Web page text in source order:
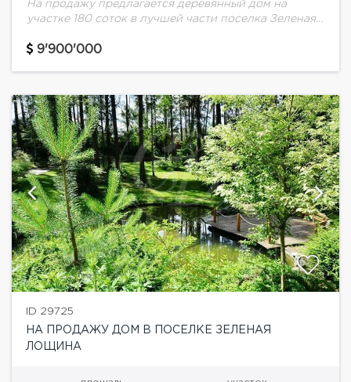
На продажу предлагается деревянный дом на
участке 180 соток в лучшей части поселка Зеленая
Дальняя часть поселка. Тихое приватное место.
9'900'000
ID 29725
НА ПРОДАЖУ ДОМ В ПОСЕЛКЕ ЗЕЛЕНАЯ
ЛОЩИНА